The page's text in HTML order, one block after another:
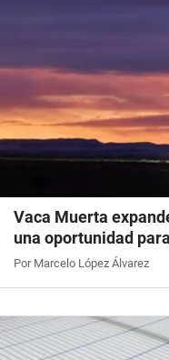
Vaca Muerta
una oportunidad
Por Marcelo López Álvarez